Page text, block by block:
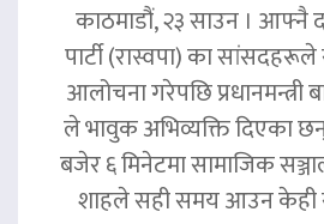
काठमाडौं, २३ साउन । आफ्नै दल
पार्टी (रास्वपा) का
आलोचना गरेपछि प्रधानमन्त्री
ले भावुक अभिव्यक्ति दिएका
बजेर ६ मिनेटमा सामाजिक
शाहले सही समय आउन